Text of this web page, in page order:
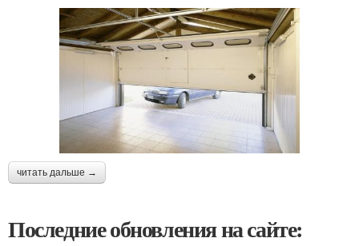
читать дальше →
Последние обновления на сайте: